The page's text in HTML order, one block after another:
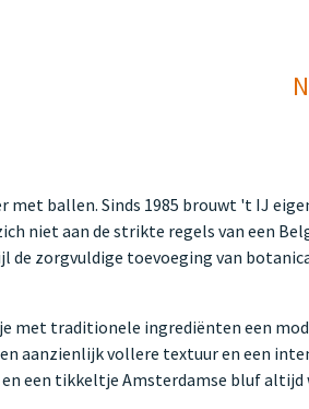
ballen. Sinds 1985 brouwt 't IJ
niet aan de strikte regels van een
zorgvuldige toevoeging van
met traditionele ingrediënten een
aanzienlijk vollere textuur en een
een tikkeltje Amsterdamse bluf altijd